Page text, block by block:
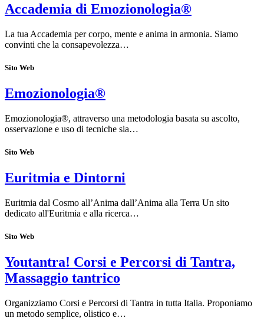
Accademia di Emozionologia®
La tua Accademia per corpo, mente e anima in armonia. Siamo
convinti che la consapevolezza…
Sito Web
Emozionologia®
Emozionologia®, attraverso una metodologia basata su ascolto,
osservazione e uso di tecniche sia…
Sito Web
Euritmia e Dintorni
Euritmia dal Cosmo all’Anima dall’Anima alla Terra Un sito
dedicato all'Euritmia e alla ricerca…
Sito Web
Youtantra! Corsi e Percorsi di Tantra,
Massaggio tantrico
Organizziamo Corsi e Percorsi di Tantra in tutta Italia. Proponiamo
un metodo semplice, olistico e…